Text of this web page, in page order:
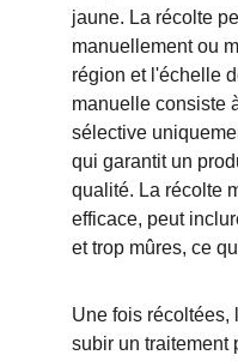
jaune. La récolte
manuellement ou
région et l'échelle
manuelle consiste
sélective
qui garantit un
qualité. La récolte
efficace, peut
et trop mûres, ce
Une fois récoltées,
subir un traitement